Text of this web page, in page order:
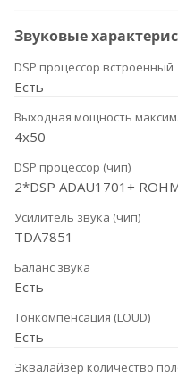
Звуковые
DSP процессор встроенный
Есть
Выходная мощность
4x50
DSP процессор (чип)
2*DSP ADAU1701+
Усилитель звука (чип)
TDA7851
Баланс звука
Есть
Тонкомпенсация (LOUD)
Есть
Эквалайзер количество